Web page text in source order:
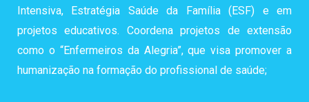
Intensiva, Estratégia Saúde da Família (ESF) e em
projetos educativos. Coordena projetos de extensão
como o “Enfermeiros da Alegria”, que visa promover a
humanização na formação do profissional de saúde;